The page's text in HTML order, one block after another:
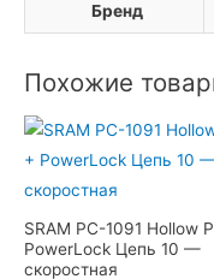
Бренд
Похожие
SRAM PC-1091 Hollow
PowerLock Цепь 10 —
скоростная